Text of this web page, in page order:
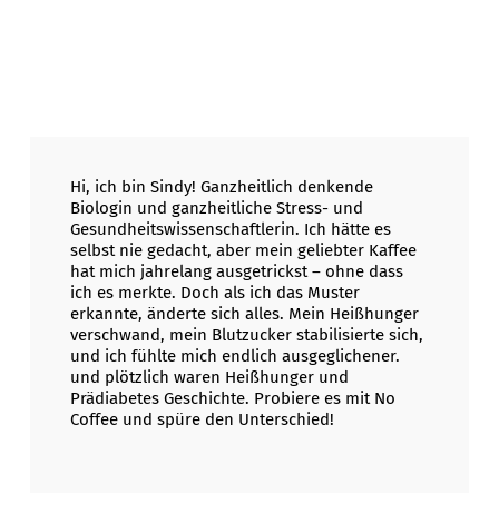
Hi, ich bin Sindy! Ganzheitlich denkende
Biologin und ganzheitliche Stress- und
Gesundheitswissenschaftlerin. Ich hätte es
selbst nie gedacht, aber mein geliebter Kaffee
hat mich jahrelang ausgetrickst – ohne dass
ich es merkte. Doch als ich das Muster
erkannte, änderte sich alles. Mein Heißhunger
verschwand, mein Blutzucker stabilisierte sich,
und ich fühlte mich endlich ausgeglichener.
und plötzlich waren Heißhunger und
Prädiabetes Geschichte. Probiere es mit No
Coffee und spüre den Unterschied!